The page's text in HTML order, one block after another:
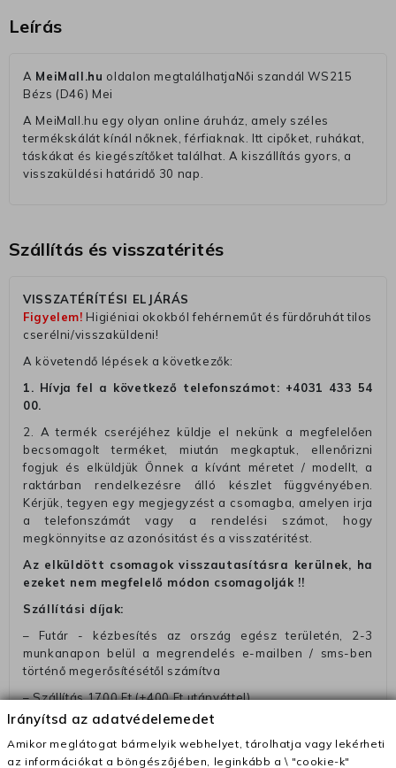
Leírás
A MeiMall.hu oldalon megtalálhatjaNői szandál WS215
Bézs (D46) Mei
A MeiMall.hu egy olyan online áruház, amely széles
termékskálát kínál nőknek, férfiaknak. Itt cipőket, ruhákat,
táskákat és kiegészítőket találhat. A kiszállítás gyors, a
visszaküldési határidő 30 nap.
Szállítás és visszatérités
VISSZATÉRÍTÉSI ELJÁRÁS
Figyelem! Higiéniai okokból fehérneműt és fürdőruhát tilos
cserélni/visszaküldeni!
A követendő lépések a következők:
1. Hívja fel a következő telefonszámot: +4031 433 54
00.
2. A termék cseréjéhez küldje el nekünk a megfelelően
becsomagolt terméket, miután megkaptuk, ellenőrizni
fogjuk és elküldjük Önnek a kívánt méretet / modellt, a
raktárban rendelkezésre álló készlet függvényében.
Kérjük, tegyen egy megjegyzést a csomagba, amelyen irja
a telefonszámát vagy a rendelési számot, hogy
megkönnyitse az azonósitást és a visszatéritést.
Az elküldött csomagok visszautasításra kerülnek, ha
ezeket nem megfelelő módon csomagolják !!
Szállítási díjak:
– Futár - kézbesítés az ország egész területén, 2-3
munkanapon belül a megrendelés e-mailben / sms-ben
történő megerősítésétől számítva
– Szállítás 1700 Ft (+400 Ft utánvéttel)
– Ingyenes szállítás 31600 Ft feletti megrendeléseknél
(+400 Ft utánvétte)
Irányítsd az adatvédelemedet
Amikor meglátogat bármelyik webhelyet, tárolhatja vagy lekérheti
az információkat a böngészőjében, leginkább a \ "cookie-k"